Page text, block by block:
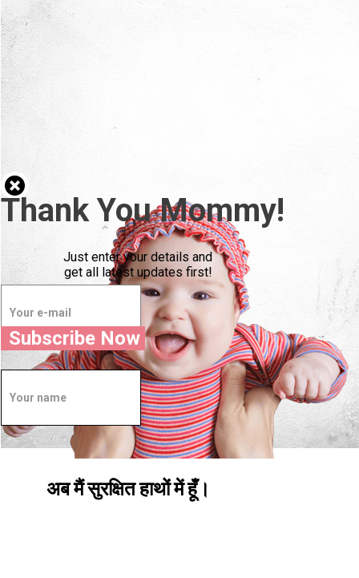
बहुत बढ़िया।
बस अपना विवरण दर्ज करें और
सभी नवीनतम अपडेट प्राप्त करें!
धन्यवादमां!
अब मैंसुरक्षितहाथों में हूँ।
Thank You Mommy!
Just enter your details and
get all latest updates first!
Subscribe Now